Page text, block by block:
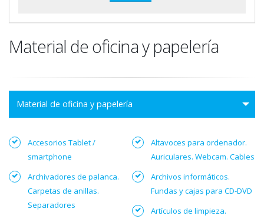
Material de oficina y papelería
Material de oficina y papelería
Accesorios Tablet /
smartphone
Altavoces para ordenador.
Auriculares. Webcam. Cables
Archivadores de palanca.
Carpetas de anillas.
Separadores
Archivos informáticos.
Fundas y cajas para CD-DVD
Artículos de limpieza.